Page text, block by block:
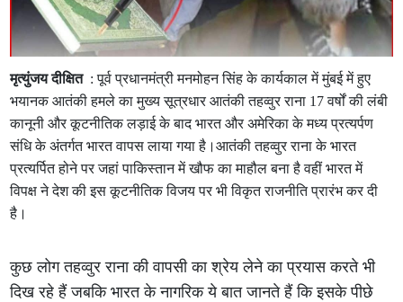
मृत्युंजय दीक्षित : पूर्व प्रधानमंत्री मनमोहन सिंह के कार्यकाल में मुंबई में हुए
भयानक आतंकी हमले का मुख्य सूत्रधार आतंकी तहव्वुर राना 17 वर्षों की लंबी
कानूनी और कूटनीतिक लड़ाई के बाद भारत और अमेरिका के मध्य प्रत्यर्पण
संधि के अंतर्गत भारत वापस लाया गया है।आतंकी तहव्वुर राना के भारत
प्रत्यर्पित होने पर जहां पाकिस्तान में खौफ का माहौल बना है वहीं भारत में
विपक्ष ने देश की इस कूटनीतिक विजय पर भी विकृत राजनीति प्रारंभ कर दी
है।
कुछ लोग तहव्वुर राना की वापसी का श्रेय लेने का प्रयास करते भी
दिख रहे हैं जबकि भारत के नागरिक ये बात जानते हैं कि इसके पीछे